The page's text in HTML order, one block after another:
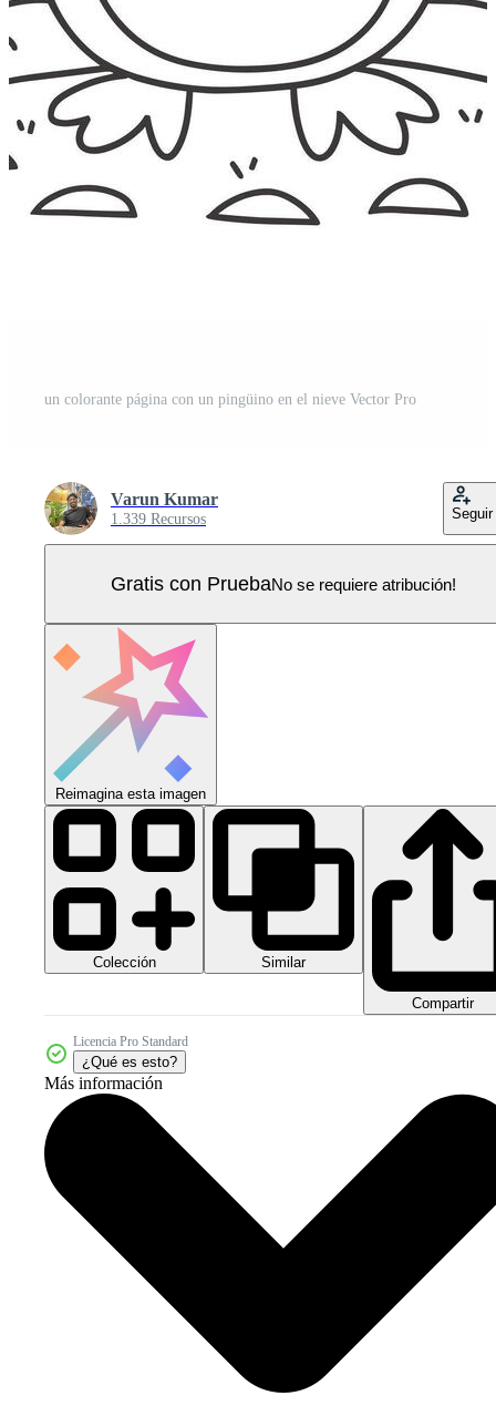
un colorante página con un pingüino en el nieve Vector Pro
Varun Kumar
1.339 Recursos Seguir
Gratis con PruebaNo se requiere atribución!
Reimagina esta imagen
Colección Similar
Compartir
Licencia Pro Standard
¿Qué es esto?
Más información